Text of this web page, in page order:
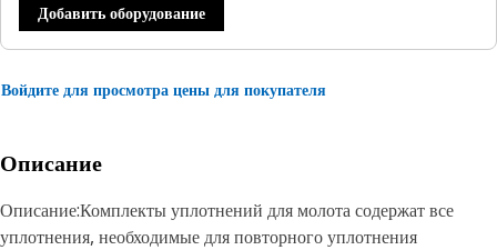
Добавить оборудование
Войдите для просмотра цены для покупателя
Описание
Описание:Комплекты уплотнений для молота содержат все
уплотнения, необходимые для повторного уплотнения